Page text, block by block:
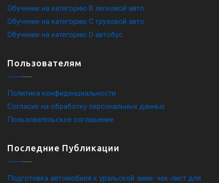
Обучение на категорию B легковой авто
Обучение на категорию C грузовой авто
Обучение на категорию D автобус
Пользователям
Политика конфиденциальности
Согласие на обработку персональных данных
Пользовательское соглашение
Последние Публикации
Подготовка автомобиля к уральской зиме: чек-лист для